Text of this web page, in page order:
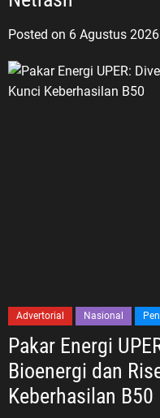
Posted on 6 Agustus 2026
Advertorial Nasional
Pakar Energi
Bioenergi dan
Keberhasilan B50